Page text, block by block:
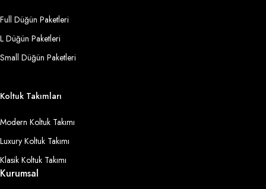
Full Düğün Paketleri
L Düğün Paketleri
Small Düğün Paketleri
Koltuk Takımları
Modern Koltuk Takımı
Luxury Koltuk Takımı
Klasik Koltuk Takımı
Kurumsal